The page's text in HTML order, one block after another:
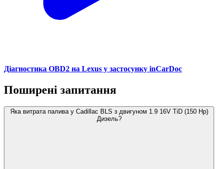
Діагностика OBD2 на Lexus у застосунку inCarDoc
Поширені запитання
Яка витрата палива у Cadillac BLS з двигуном 1.9 16V TiD (150 Hp)
Дизель?